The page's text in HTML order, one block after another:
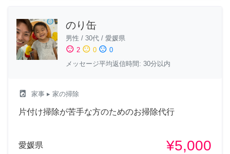
のり缶
男性 / 30代 / 愛媛県
sentiment_satisfied 2 sentiment_neutral 0 sentiment_dissatisfied 0
メッセージ平均返信時間: 30分以内
local_laundry_service 家事 ▸ 家の掃除
片付け掃除が苦手な方のためのお掃除代行
愛媛県 ¥5,000